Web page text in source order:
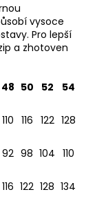
vysoce
Pro lepší
a zhotoven
48 50 52
54
110 116 122 128
92 98 104 110
116 122 128 134